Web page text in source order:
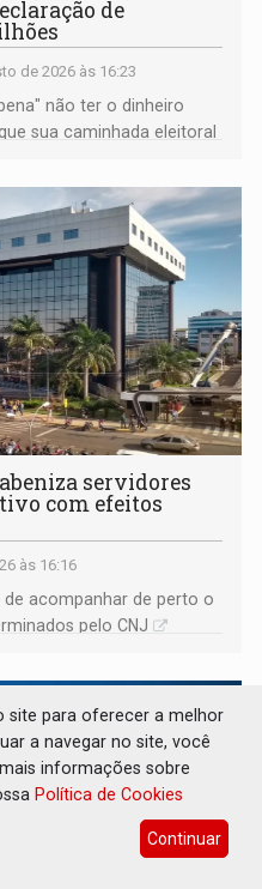
de
de 2026 às 16:23
não ter o dinheiro
sua caminhada eleitoral
servidores
com efeitos
às 16:16
acompanhar de perto o
pelo CNJ
site para oferecer a melhor
a navegar no site, você
informações sobre
Política de Cookies
Continuar